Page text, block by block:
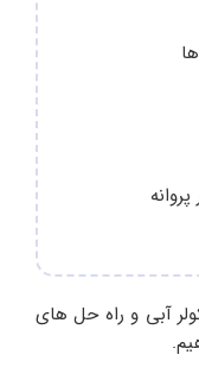
آبی و راه حل های